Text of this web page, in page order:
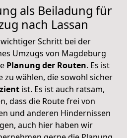
als Beiladung für
nach Lassan
Schritt bei der
Umzugs von Magdeburg
Planung der Routen. Es ist
zu wählen, die sowohl sicher
ist. Es ist auch ratsam,
dass die Route frei von
und anderen Hindernissen
auch hier haben wir